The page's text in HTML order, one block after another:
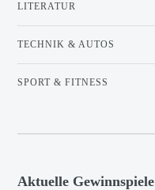
LITERATUR
TECHNIK & AUTOS
SPORT & FITNESS
Aktuelle Gewinnspiele